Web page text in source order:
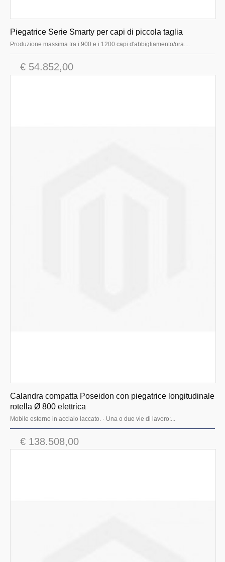
Piegatrice Serie Smarty per capi di piccola taglia
Produzione massima tra i 900 e i 1200 capi d'abbigliamento/ora....
€ 54.852,00
Calandra compatta Poseidon con piegatrice longitudinale
rotella Ø 800 elettrica
Mobile esterno in acciaio laccato. · Una o due vie di lavoro:...
€ 138.508,00